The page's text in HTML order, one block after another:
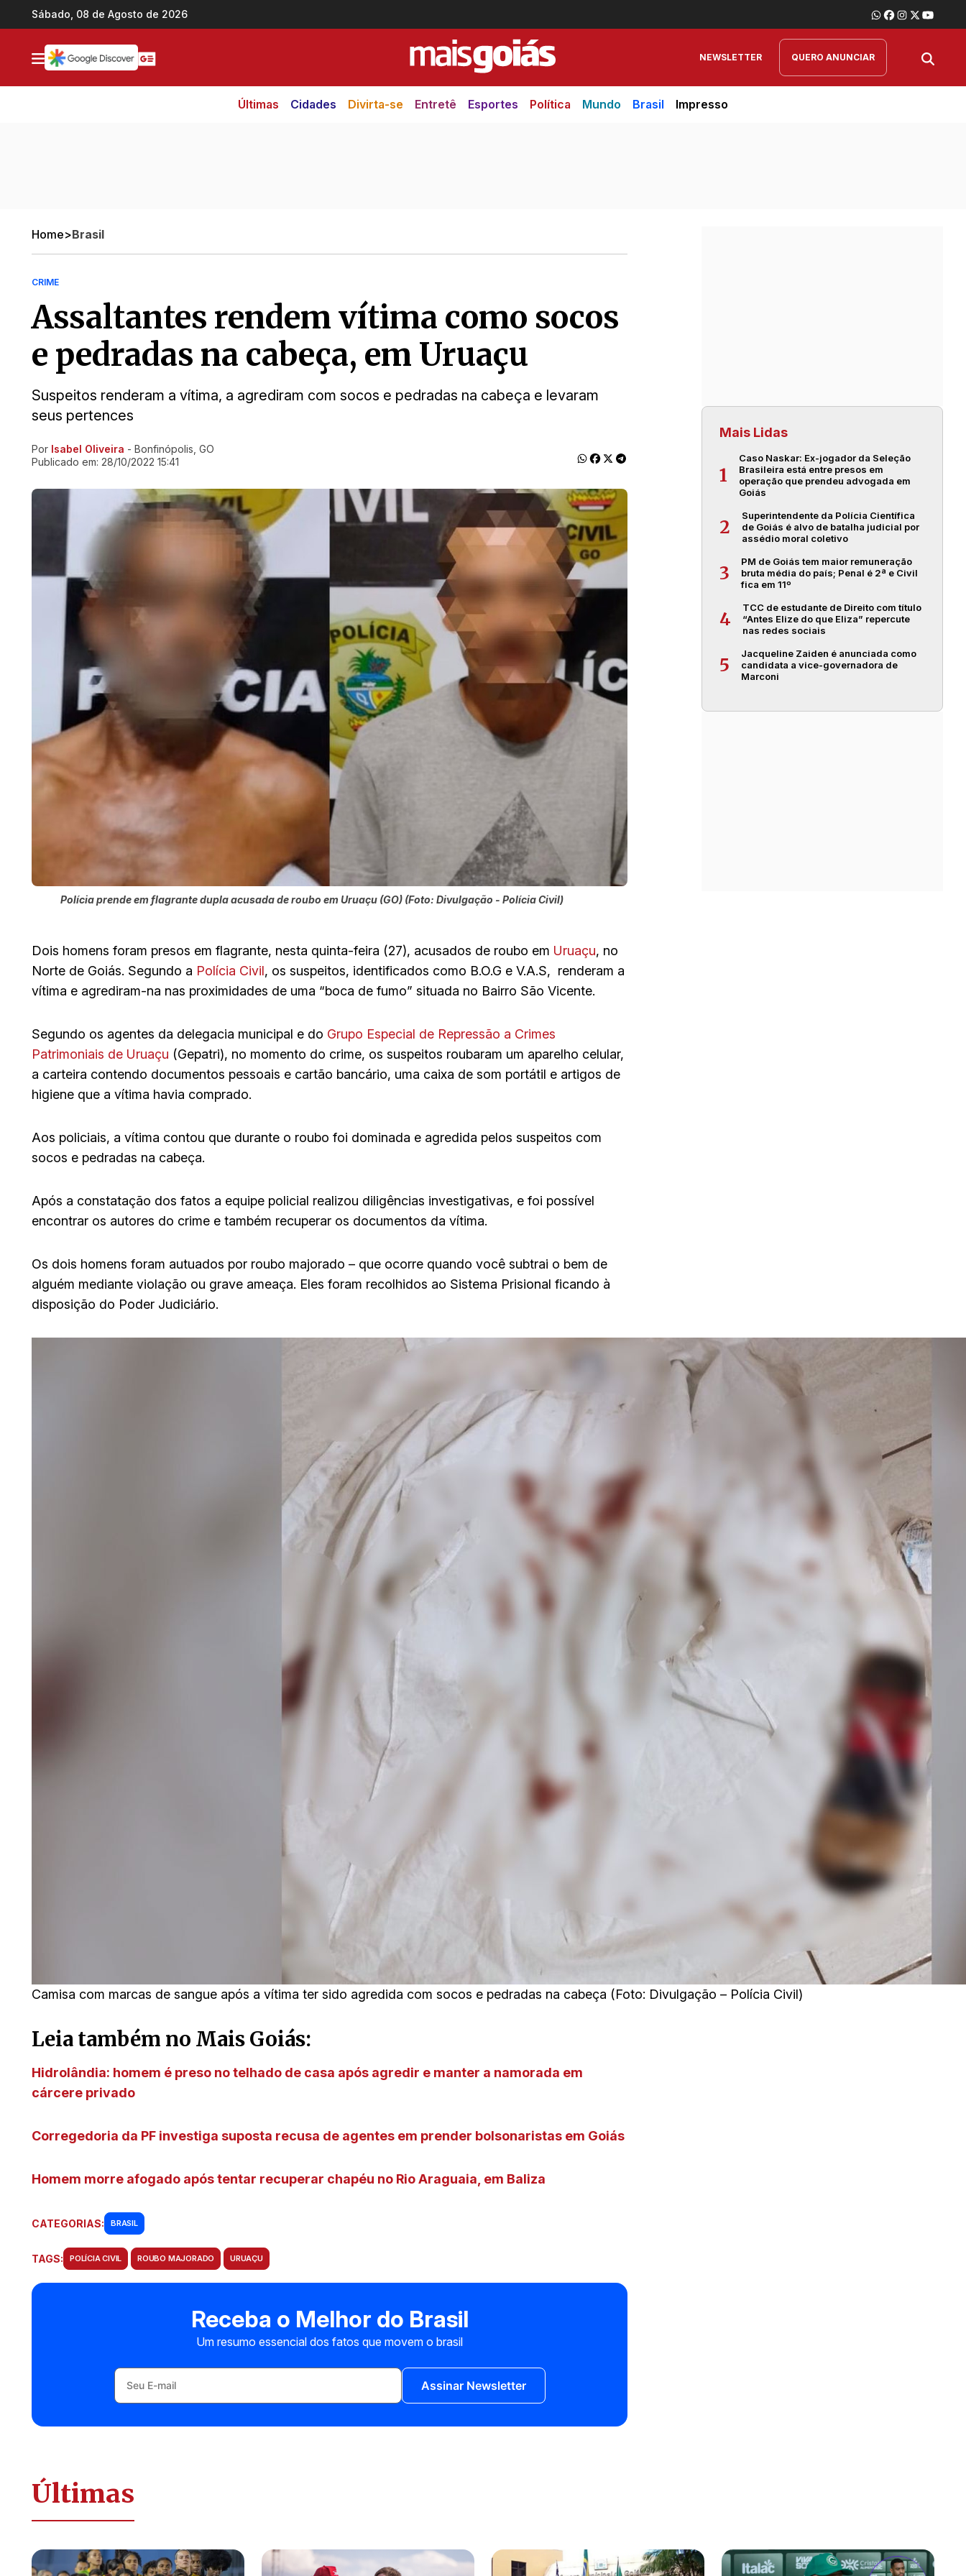
Ir direto pro conteúdo
Sábado, 08 de Agosto de 2026
NEWSLETTER QUERO ANUNCIAR
Últimas Cidades Divirta-se Entretê Esportes Política Mundo Brasil Impresso
Home>Brasil
CRIME
Assaltantes rendem vítima como socos
e pedradas na cabeça, em Uruaçu
Suspeitos renderam a vítima, a agrediram com socos e pedradas na cabeça e levaram
seus pertences
Ir direto pra matéria
Por Isabel Oliveira - Bonfinópolis, GO
Publicado em: 28/10/2022 15:41
Polícia prende em flagrante dupla acusada de roubo em Uruaçu (GO) (Foto: Divulgação - Polícia Civil)
Dois homens foram presos em flagrante, nesta quinta-feira (27), acusados de roubo em Uruaçu, no
Norte de Goiás. Segundo a Polícia Civil, os suspeitos, identificados como B.O.G e V.A.S, renderam a
vítima e agrediram-na nas proximidades de uma “boca de fumo” situada no Bairro São Vicente.
Segundo os agentes da delegacia municipal e do Grupo Especial de Repressão a Crimes
Patrimoniais de Uruaçu (Gepatri), no momento do crime, os suspeitos roubaram um aparelho celular,
a carteira contendo documentos pessoais e cartão bancário, uma caixa de som portátil e artigos de
higiene que a vítima havia comprado.
Aos policiais, a vítima contou que durante o roubo foi dominada e agredida pelos suspeitos com
socos e pedradas na cabeça.
Após a constatação dos fatos a equipe policial realizou diligências investigativas, e foi possível
encontrar os autores do crime e também recuperar os documentos da vítima.
Os dois homens foram autuados por roubo majorado – que ocorre quando você subtrai o bem de
alguém mediante violação ou grave ameaça. Eles foram recolhidos ao Sistema Prisional ficando à
disposição do Poder Judiciário.
Camisa com marcas de sangue após a vítima ter sido agredida com socos e pedradas na cabeça (Foto: Divulgação – Polícia Civil)
Leia também no Mais Goiás:
Hidrolândia: homem é preso no telhado de casa após agredir e manter a namorada em
cárcere privado
Corregedoria da PF investiga suposta recusa de agentes em prender bolsonaristas em Goiás
Homem morre afogado após tentar recuperar chapéu no Rio Araguaia, em Baliza
CATEGORIAS: BRASIL
TAGS: POLÍCIA CIVIL ROUBO MAJORADO URUAÇU
Receba o Melhor do Brasil
Um resumo essencial dos fatos que movem o brasil
Assinar Newsletter
Mais Lidas
1
Caso Naskar: Ex-jogador da Seleção
Brasileira está entre presos em
operação que prendeu advogada em
Goiás
2
Superintendente da Polícia Científica
de Goiás é alvo de batalha judicial por
assédio moral coletivo
3
PM de Goiás tem maior remuneração
bruta média do país; Penal é 2ª e Civil
fica em 11º
4
TCC de estudante de Direito com título
“Antes Elize do que Eliza” repercute
nas redes sociais
5
Jacqueline Zaiden é anunciada como
candidata a vice-governadora de
Marconi
Últimas